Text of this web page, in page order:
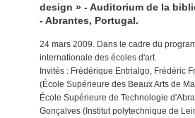
design » - Auditorium de la
- Abrantes, Portugal.
24 mars 2009. Dans le cadre du
internationale des écoles d'art.
Invités : Frédérique Entrialgo, Frédéric
(École Supérieure des Beaux Arts de
École Supérieure de Technologie
Gonçalves (Institut polytechnique de